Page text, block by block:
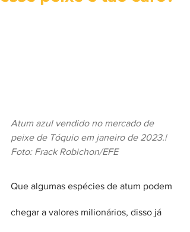
Atum azul vendido no mercado de
peixe de Tóquio em janeiro de 2023.|
Foto: Frack Robichon/EFE
Que algumas espécies de atum podem
chegar a valores milionários, disso já